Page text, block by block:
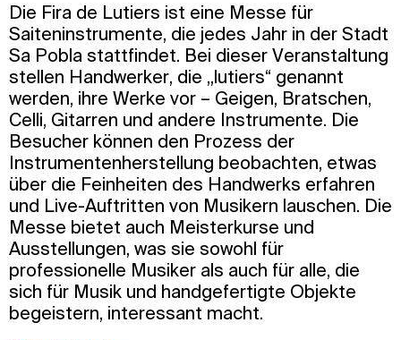
Die Fira de Lutiers ist eine Messe für
Saiteninstrumente, die jedes Jahr in der Stadt
Sa Pobla stattfindet. Bei dieser Veranstaltung
stellen Handwerker, die „lutiers“ genannt
werden, ihre Werke vor – Geigen, Bratschen,
Celli, Gitarren und andere Instrumente. Die
Besucher können den Prozess der
Instrumentenherstellung beobachten, etwas
über die Feinheiten des Handwerks erfahren
und Live-Auftritten von Musikern lauschen. Die
Messe bietet auch Meisterkurse und
Ausstellungen, was sie sowohl für
professionelle Musiker als auch für alle, die
sich für Musik und handgefertigte Objekte
begeistern, interessant macht.